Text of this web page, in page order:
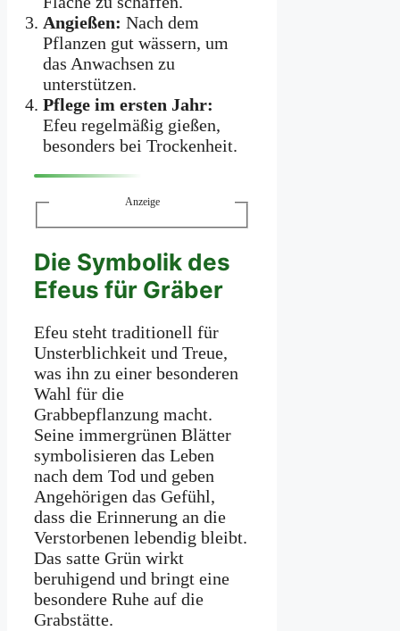
Angießen: Nach dem
Pflanzen gut wässern, um
das Anwachsen zu
unterstützen.
Pflege im ersten Jahr:
Efeu regelmäßig gießen,
besonders bei Trockenheit.
Anzeige
Die Symbolik des
Efeus für Gräber
Efeu steht traditionell für
Unsterblichkeit und Treue,
was ihn zu einer besonderen
Wahl für die
Grabbepflanzung macht.
Seine immergrünen Blätter
symbolisieren das Leben
nach dem Tod und geben
Angehörigen das Gefühl,
dass die Erinnerung an die
Verstorbenen lebendig bleibt.
Das satte Grün wirkt
beruhigend und bringt eine
besondere Ruhe auf die
Grabstätte.